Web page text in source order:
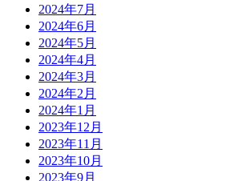
2024年7月
2024年6月
2024年5月
2024年4月
2024年3月
2024年2月
2024年1月
2023年12月
2023年11月
2023年10月
2023年9月